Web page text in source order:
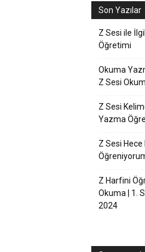
Son Yazılar
Z Sesi ile
Öğretimi
Okuma
Z Sesi
Z Sesi
Yazma
Z Sesi Hece
Z Harfini
Okuma | 1.
2024